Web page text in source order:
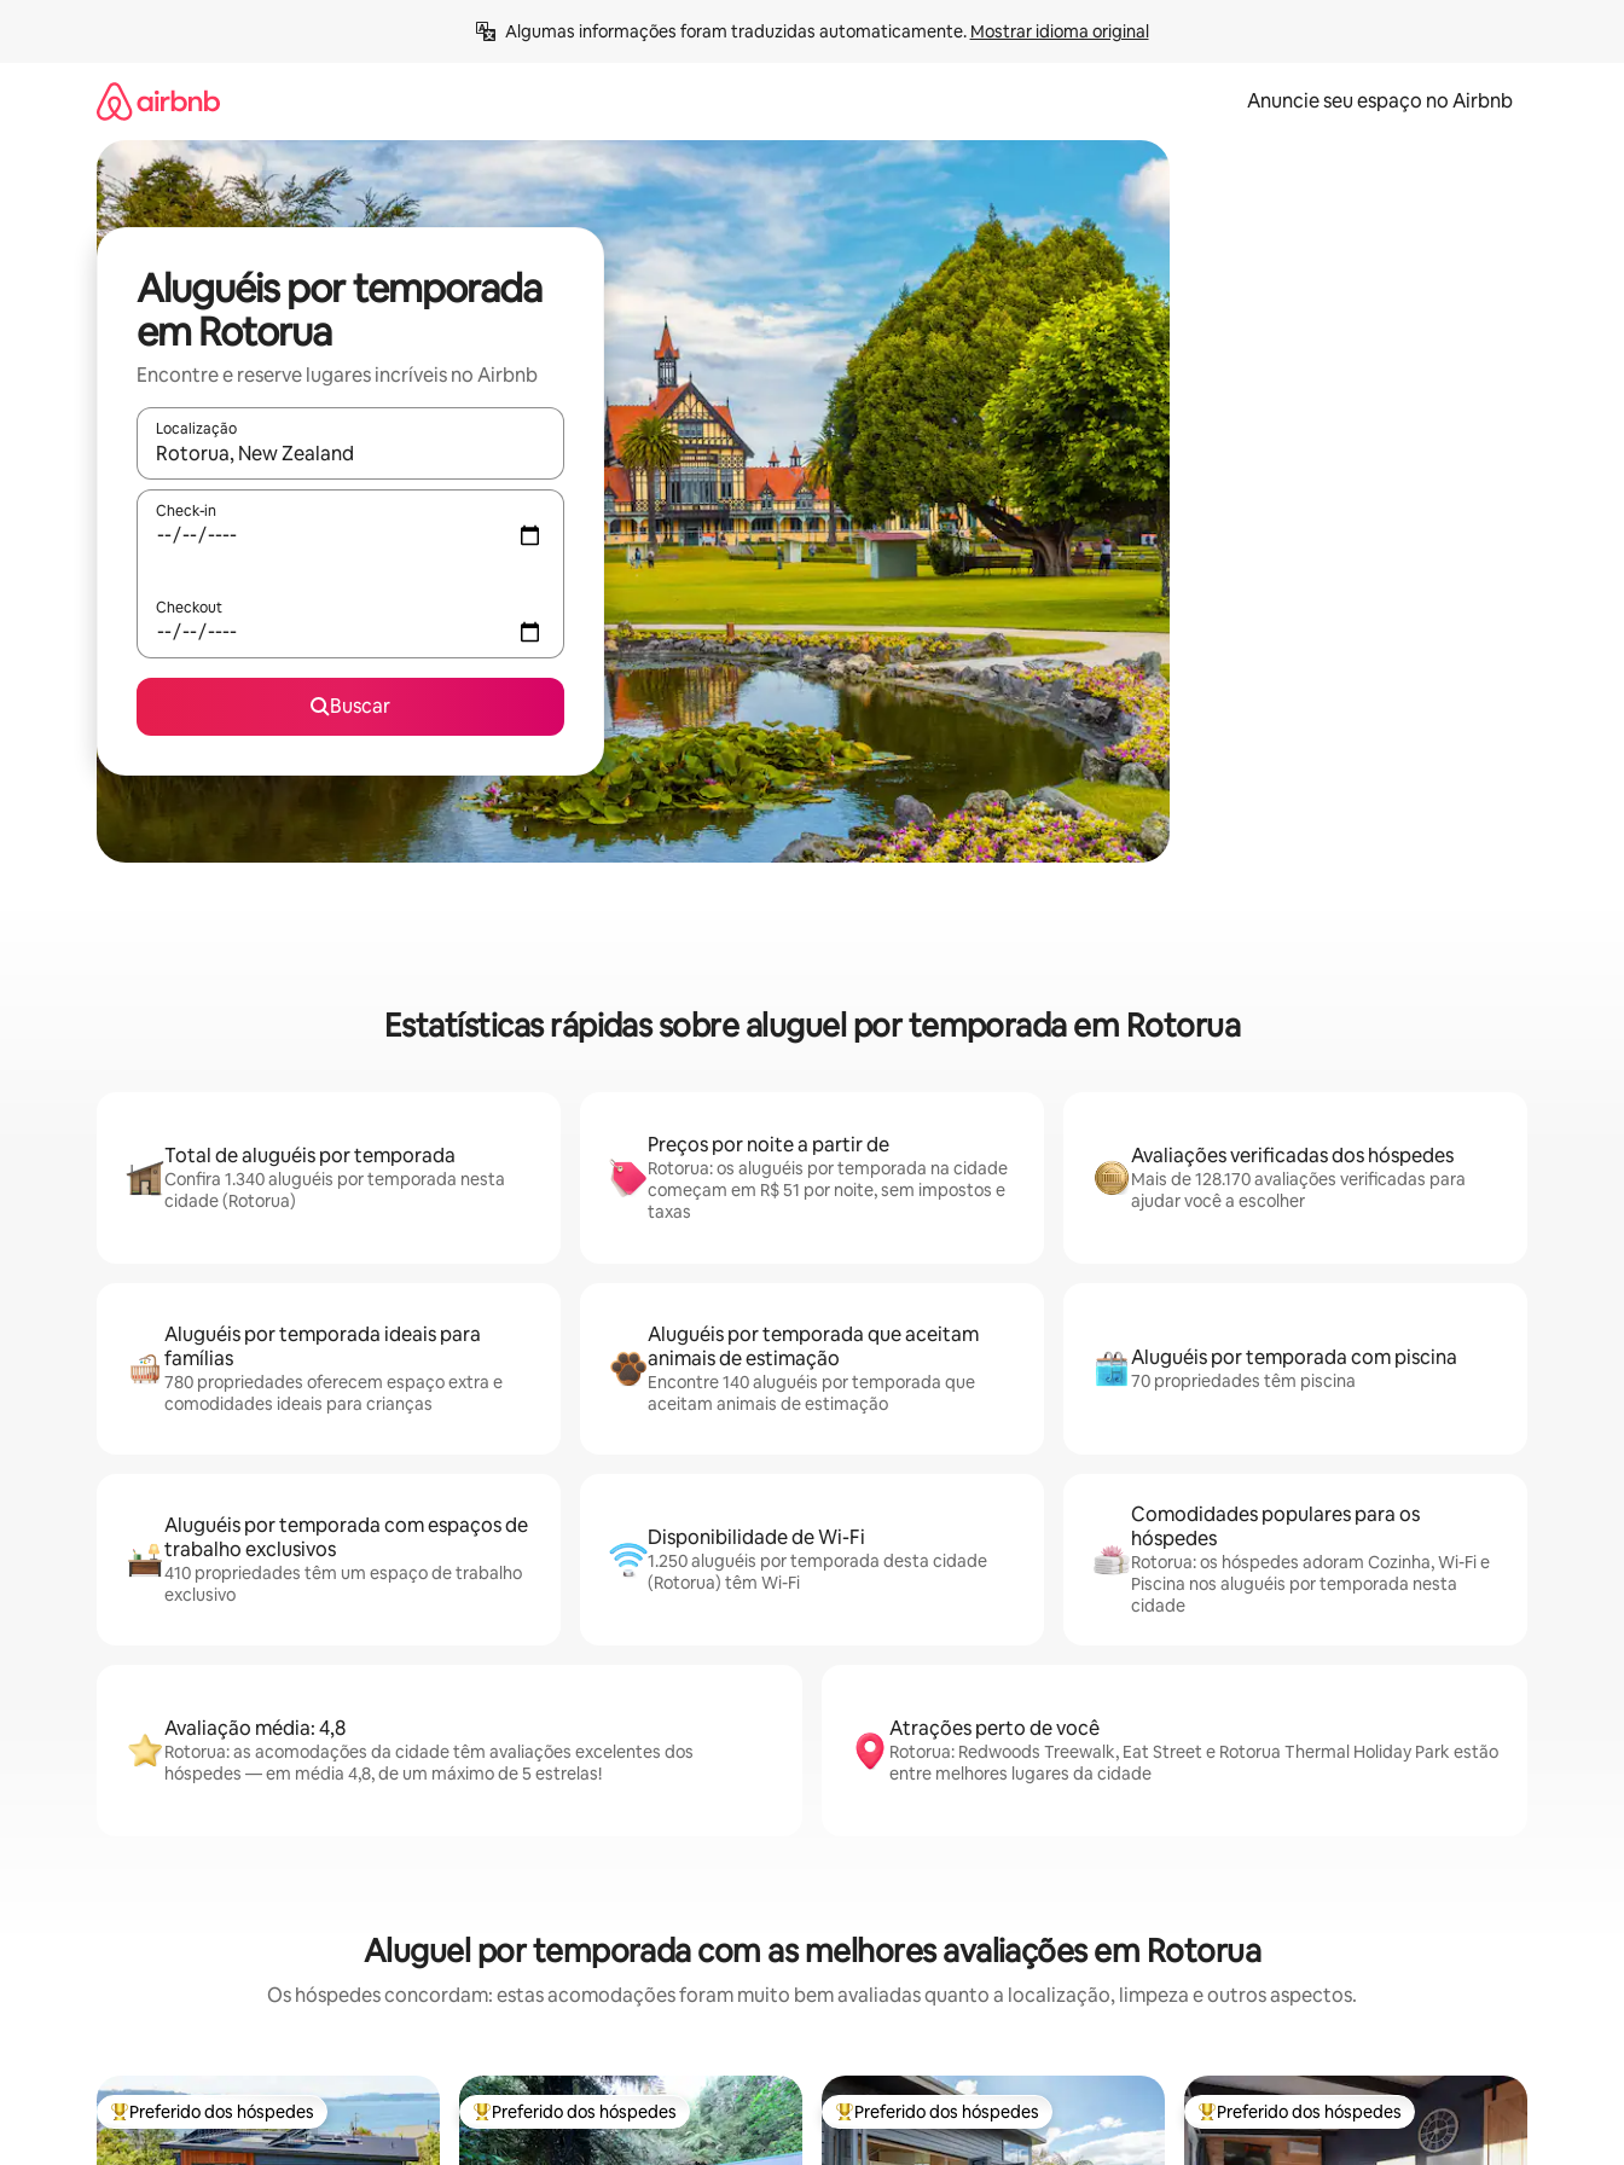
Algumas informações foram traduzidas automaticamente. Mostrar idioma original
Anuncie seu espaço no Airbnb
Aluguéis por temporada
em Rotorua
Encontre e reserve lugares incríveis no Airbnb
Localização
Quando os resultados estiverem disponíveis, explore-os usando as seta para cima e para baixo do teclado ou tocando e deslizando o dedo na tela.
Check-in
Checkout
Buscar
Estatísticas rápidas sobre aluguel por temporada em Rotorua
Total de aluguéis por temporada
Confira 1.340 aluguéis por temporada nesta
cidade (Rotorua)
Preços por noite a partir de
Rotorua: os aluguéis por temporada na cidade
começam em R$ 51 por noite, sem impostos e
taxas
Avaliações verificadas dos hóspedes
Mais de 128.170 avaliações verificadas para
ajudar você a escolher
Aluguéis por temporada ideais para
famílias
780 propriedades oferecem espaço extra e
comodidades ideais para crianças
Aluguéis por temporada que aceitam
animais de estimação
Encontre 140 aluguéis por temporada que
aceitam animais de estimação
Aluguéis por temporada com piscina
70 propriedades têm piscina
Aluguéis por temporada com espaços de
trabalho exclusivos
410 propriedades têm um espaço de trabalho
exclusivo
Disponibilidade de Wi-Fi
1.250 aluguéis por temporada desta cidade
(Rotorua) têm Wi-Fi
Comodidades populares para os
hóspedes
Rotorua: os hóspedes adoram Cozinha, Wi-Fi e
Piscina nos aluguéis por temporada nesta
cidade
Avaliação média: 4,8
Rotorua: as acomodações da cidade têm avaliações excelentes dos
hóspedes — em média 4,8, de um máximo de 5 estrelas!
Atrações perto de você
Rotorua: Redwoods Treewalk, Eat Street e Rotorua Thermal Holiday Park estão
entre melhores lugares da cidade
Aluguel por temporada com as melhores avaliações em Rotorua
Os hóspedes concordam: estas acomodações foram muito bem avaliadas quanto a localização, limpeza e outros aspectos.
Entre os melhores preferidos dos hóspedes
Preferido dos hóspedes Entre os melhores preferidos dos hóspedes
Preferido dos hóspedes Entre os melhores preferidos dos hóspedes
Preferido dos hóspedes Entre os melhores preferidos dos hóspedes
Preferido dos hóspedes